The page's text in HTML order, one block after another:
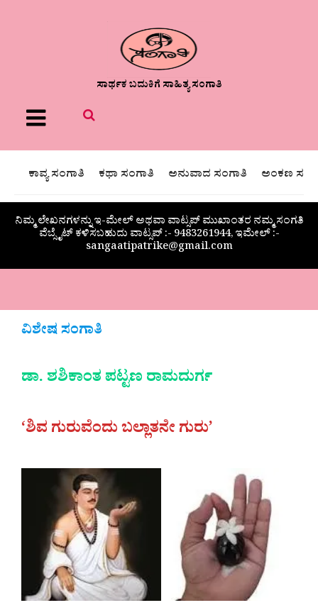
ಸಾರ್ಥಕ ಬದುಕಿಗೆ ಸಾಹಿತ್ಯ ಸಂಗಾತಿ
Menu
ಕಾವ್ಯ ಸಂಗಾತಿ ಕಥಾ ಸಂಗಾತಿ ಅನುವಾದ ಸಂಗಾತಿ ಅಂಕಣ
ನಿಮ್ಮ ಲೇಖನಗಳನ್ನು ಇ-ಮೇಲ್ ಅಥವಾ ವಾಟ್ಸಪ್ ಮುಖಾಂತರ ನಮ್ಮ ಸಂಗತಿ
ವೆಬ್ಸೈಟ್ ಕಳಿಸಬಹುದು ವಾಟ್ಸಪ್‌ :- 9483261944, ಇಮೇಲ್ :-
sangaatipatrike@gmail.com
ವಿಶೇಷ ಸಂಗಾತಿ
ಡಾ. ಶಶಿಕಾಂತ ಪಟ್ಟಣ ರಾಮದುರ್ಗ
‘ಶಿವ ಗುರುವೆಂದು ಬಲ್ಲಾತನೇ ಗುರು’